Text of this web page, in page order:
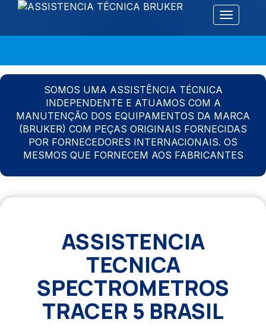
Alternar
SOMOS UMA ASSISTÊNCIA TÉCNICA
INDEPENDENTE E ATUAMOS COM A
MANUTENÇÃO DOS EQUIPAMENTOS DA MARCA
(BRUKER) COM PEÇAS ORIGINAIS FORNECIDAS
POR FORNECEDORES INTERNACIONAIS. OS
MESMOS QUE FORNECEM AOS FABRICANTES
ASSISTENCIA
TECNICA
SPECTROMETROS
TRACER 5 BRASIL